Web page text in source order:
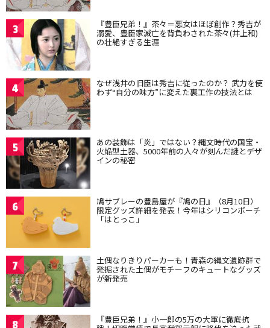
3 『豊臣兄弟！』茶々＝悪女はほぼ創作？秀吉が
溺愛、豊臣家滅亡を背負わされた茶々(井上和)
の壮絶すぎる生涯
4 なぜ浅井の旧臣は秀吉に従ったのか？ 武力を使
わず“自分の味方”に変えた裏工作の技法とは
5 あの装飾は「炎」ではない？縄文時代の国宝・
火焔型土器、5000年前の人々が刻んだ謎とデザ
インの秘密
6 鳩サブレーの豊島屋が『鳩の日』（8月10日）
限定グッズ詳細を発表！今年はシリコンポーチ
「はとっこ」
7 土偶なりきりパーカーも！青森の縄文遺跡群で
発掘された土偶がモチーフのキュートなグッズ
が新発売
8 『豊臣兄弟！』小一郎の5万の大軍に徹底抗